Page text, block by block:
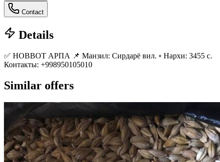
Contact
Details
✅ НОВВОТ АРПА 📌 Манзил: Сирдарё вил. ▫️ Нархи: 3455 с.
Контакты: +998950105010
Similar offers